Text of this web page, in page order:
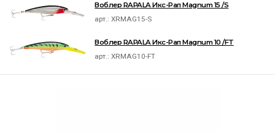
Воблер RAPALA Икс-Рап Magnum 15 /S
арт.:XRMAG15-S
Воблер RAPALA Икс-Рап Magnum 10 /FT
арт.:XRMAG10-FT